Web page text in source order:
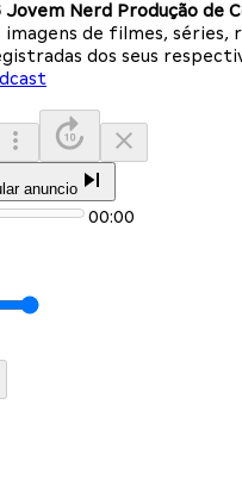
Jovem Nerd Produção de
imagens de filmes, séries,
dos seus
anuncio
00:00